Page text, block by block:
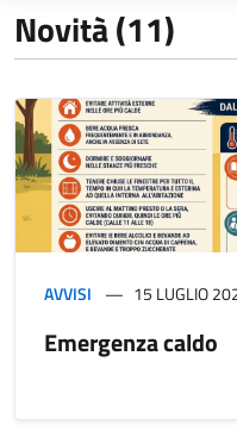
Novità (11)
AVVISI 15 LUGLIO
Emergenza caldo